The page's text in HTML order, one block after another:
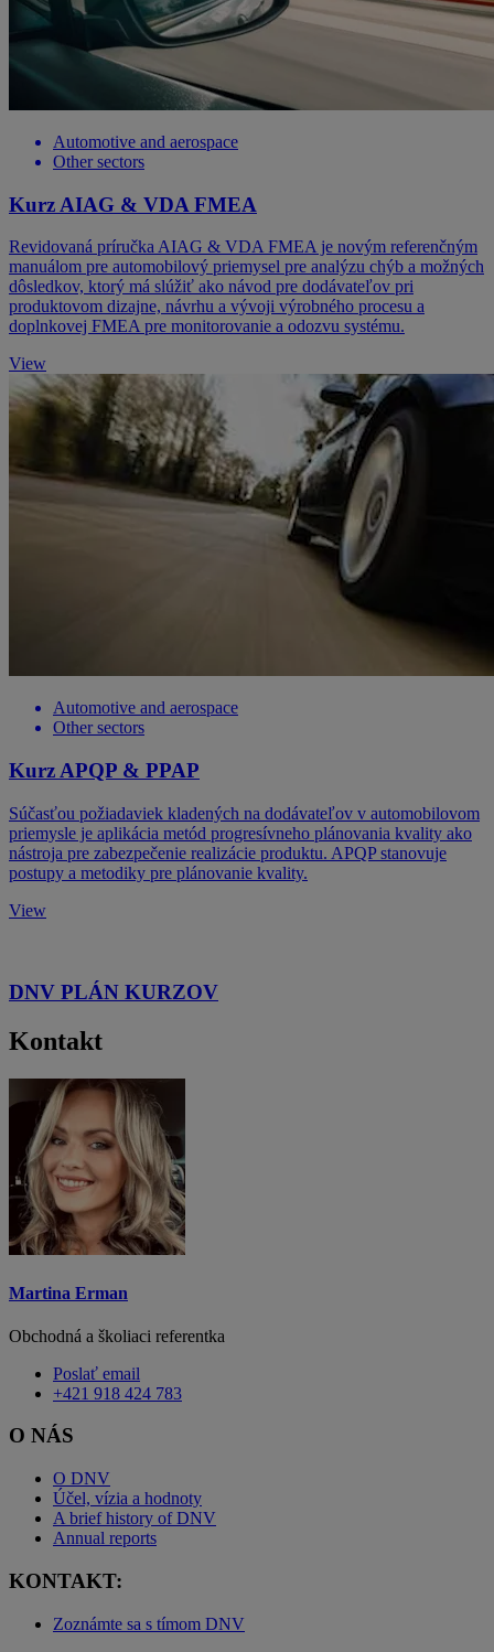
Automotive and aerospace
Other sectors
Kurz AIAG & VDA FMEA
Revidovaná príručka AIAG & VDA FMEA je novým referenčným
manuálom pre automobilový priemysel pre analýzu chýb a možných
dôsledkov, ktorý má slúžiť ako návod pre dodávateľov pri
produktovom dizajne, návrhu a vývoji výrobného procesu a
doplnkovej FMEA pre monitorovanie a odozvu systému.
View
Automotive and aerospace
Other sectors
Kurz APQP & PPAP
Súčasťou požiadaviek kladených na dodávateľov v automobilovom
priemysle je aplikácia metód progresívneho plánovania kvality ako
nástroja pre zabezpečenie realizácie produktu. APQP stanovuje
postupy a metodiky pre plánovanie kvality.
View
DNV PLÁN KURZOV
Kontakt
Martina Erman
Obchodná a školiaci referentka
Poslať email
+421 918 424 783
O NÁS
O DNV
Účel, vízia a hodnoty
A brief history of DNV
Annual reports
KONTAKT:
Zoznámte sa s tímom DNV